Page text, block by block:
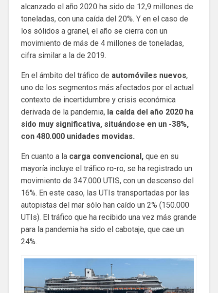
alcanzado el año 2020 ha sido de 12,9 millones de
toneladas, con una caída del 20%. Y en el caso de
los sólidos a granel, el año se cierra con un
movimiento de más de 4 millones de toneladas,
cifra similar a la de 2019.
En el ámbito del tráfico de automóviles nuevos,
uno de los segmentos más afectados por el actual
contexto de incertidumbre y crisis económica
derivada de la pandemia, la caída del año 2020 ha
sido muy significativa, situándose en un -38%,
con 480.000 unidades movidas.
En cuanto a la carga convencional,que en su
mayoría incluye el tráfico ro-ro, se ha registrado un
movimiento de 347.000 UTIS, con un descenso del
16%. En este caso, las UTIs transportadas por las
autopistas del mar sólo han caído un 2% (150.000
UTIs). El tráfico que ha recibido una vez más grande
para la pandemia ha sido el cabotaje, que cae un
24%.